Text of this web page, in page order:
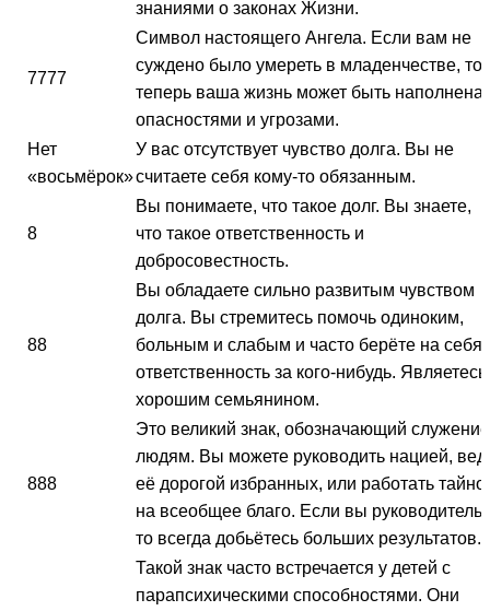
знаниями о законах Жизни.
7777
Символ настоящего Ангела. Если вам не
суждено было умереть в младенчестве, то
теперь ваша жизнь может быть наполнена
опасностями и угрозами.
Нет
«восьмёрок»
У вас отсутствует чувство долга. Вы не
считаете себя кому-то обязанным.
8
Вы понимаете, что такое долг. Вы знаете,
что такое ответственность и
добросовестность.
88
Вы обладаете сильно развитым чувством
долга. Вы стремитесь помочь одиноким,
больным и слабым и часто берёте на себя
ответственность за кого-нибудь. Являетесь
хорошим семьянином.
888
Это великий знак, обозначающий служение
людям. Вы можете руководить нацией,
её дорогой избранных, или работать тайно
на всеобщее благо. Если вы руководитель,
то всегда добьётесь больших результатов.
Такой знак часто встречается у детей с
парапсихическими способностями. Они